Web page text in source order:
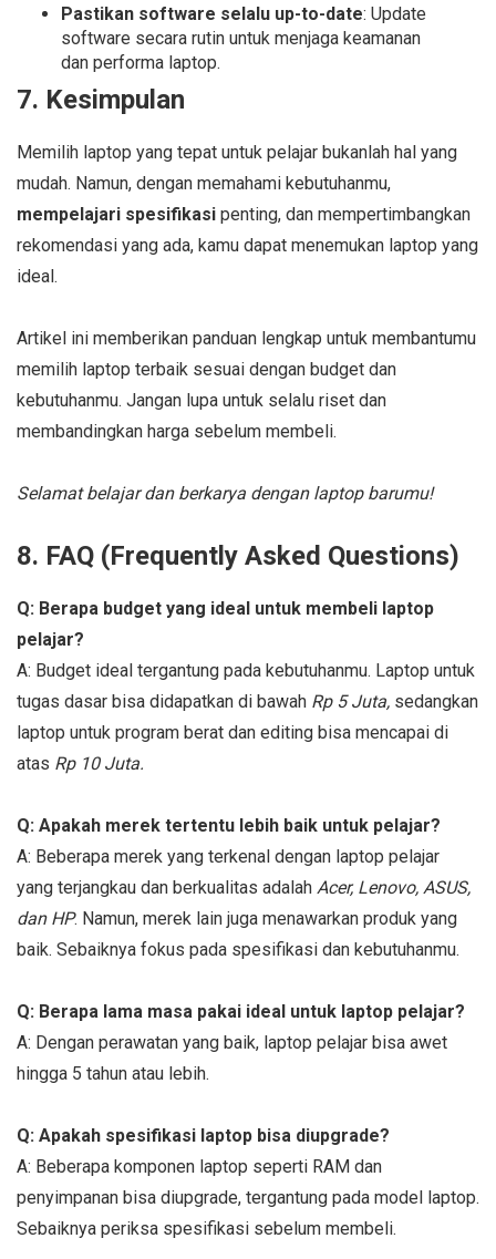
Pastikan software selalu up-to-date: Update
software secara rutin untuk menjaga keamanan
dan performa laptop.
7. Kesimpulan
Memilih laptop yang tepat untuk pelajar bukanlah hal yang
mudah. Namun, dengan memahami kebutuhanmu,
mempelajari spesifikasi penting, dan mempertimbangkan
rekomendasi yang ada, kamu dapat menemukan laptop yang
ideal.
Artikel ini memberikan panduan lengkap untuk membantumu
memilih laptop terbaik sesuai dengan budget dan
kebutuhanmu. Jangan lupa untuk selalu riset dan
membandingkan harga sebelum membeli.
Selamat belajar dan berkarya dengan laptop barumu!
8. FAQ (Frequently Asked Questions)
Q: Berapa budget yang ideal untuk membeli laptop
pelajar?
A: Budget ideal tergantung pada kebutuhanmu. Laptop untuk
tugas dasar bisa didapatkan di bawah Rp 5 Juta, sedangkan
laptop untuk program berat dan editing bisa mencapai di
atas Rp 10 Juta.
Q: Apakah merek tertentu lebih baik untuk pelajar?
A: Beberapa merek yang terkenal dengan laptop pelajar
yang terjangkau dan berkualitas adalah Acer, Lenovo, ASUS,
dan HP. Namun, merek lain juga menawarkan produk yang
baik. Sebaiknya fokus pada spesifikasi dan kebutuhanmu.
Q: Berapa lama masa pakai ideal untuk laptop pelajar?
A: Dengan perawatan yang baik, laptop pelajar bisa awet
hingga 5 tahun atau lebih.
Q: Apakah spesifikasi laptop bisa diupgrade?
A: Beberapa komponen laptop seperti RAM dan
penyimpanan bisa diupgrade, tergantung pada model laptop.
Sebaiknya periksa spesifikasi sebelum membeli.